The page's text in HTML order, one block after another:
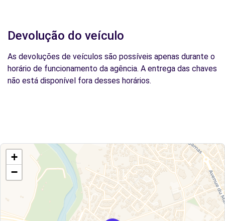
Devolução do veículo
As devoluções de veículos são possíveis apenas durante o
horário de funcionamento da agência. A entrega das chaves
não está disponível fora desses horários.
+
−